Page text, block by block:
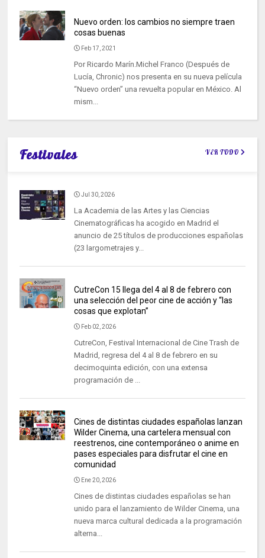
Nuevo orden: los cambios no siempre traen
cosas buenas
Feb 17, 2021
Por Ricardo Marín.Michel Franco (Después de
Lucía, Chronic) nos presenta en su nueva película
“Nuevo orden” una revuelta popular en México. Al
mism...
Festivales VER TODO
Jul 30, 2026
La Academia de las Artes y las Ciencias
Cinematográficas ha acogido en Madrid el
anuncio de 25 títulos de producciones españolas
(23 largometrajes y...
CutreCon 15 llega del 4 al 8 de febrero con
una selección del peor cine de acción y “las
cosas que explotan”
Feb 02, 2026
CutreCon, Festival Internacional de Cine Trash de
Madrid, regresa del 4 al 8 de febrero en su
decimoquinta edición, con una extensa
programación de ...
Cines de distintas ciudades españolas lanzan
Wilder Cinema, una cartelera mensual con
reestrenos, cine contemporáneo o anime en
pases especiales para disfrutar el cine en
comunidad
Ene 20, 2026
Cines de distintas ciudades españolas se han
unido para el lanzamiento de Wilder Cinema, una
nueva marca cultural dedicada a la programación
alterna...